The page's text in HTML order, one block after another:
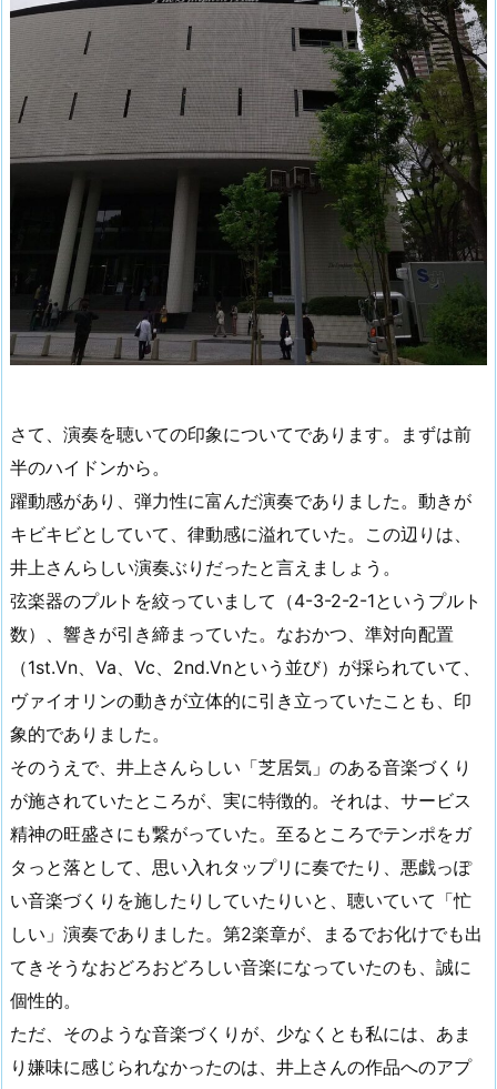
さて、演奏を聴いての印象についてであります。まずは前
半のハイドンから。
躍動感があり、弾力性に富んだ演奏でありました。動きが
キビキビとしていて、律動感に溢れていた。この辺りは、
井上さんらしい演奏ぶりだったと言えましょう。
弦楽器のプルトを絞っていまして（4-3-2-2-1というプルト
数）、響きが引き締まっていた。なおかつ、準対向配置
（1st.Vn、Va、Vc、2nd.Vnという並び）が採られていて、
ヴァイオリンの動きが立体的に引き立っていたことも、印
象的でありました。
そのうえで、井上さんらしい「芝居気」のある音楽づくり
が施されていたところが、実に特徴的。それは、サービス
精神の旺盛さにも繋がっていた。至るところでテンポをガ
タっと落として、思い入れタップリに奏でたり、悪戯っぽ
い音楽づくりを施したりしていたりいと、聴いていて「忙
しい」演奏でありました。第2楽章が、まるでお化けでも出
てきそうなおどろおどろしい音楽になっていたのも、誠に
個性的。
ただ、そのような音楽づくりが、少なくとも私には、あま
り嫌味に感じられなかったのは、井上さんの作品へのアプ